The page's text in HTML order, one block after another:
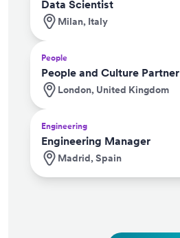
Data Scientist
Milan, Italy
People and Culture Partner
People
London, United Kingdom
Engineering Manager
Engineering
Madrid, Spain